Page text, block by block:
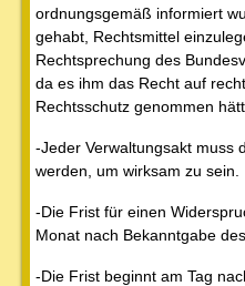
ordnungsgemäß informiert
gehabt, Rechtsmittel
Rechtsprechung des
da es ihm das Recht auf
Rechtsschutz genommen
-Jeder Verwaltungsakt muss
werden, um wirksam zu sein.
-Die Frist für einen
Monat nach Bekanntgabe
-Die Frist beginnt am Tag